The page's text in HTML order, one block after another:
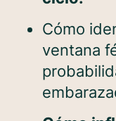
Cómo
ventana